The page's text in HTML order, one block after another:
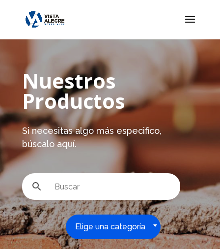
Nuestros
Productos
Si necesitas algo más especifico,
búscalo aquí.
Elige una categoría